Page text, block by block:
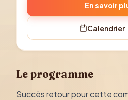
En savoir
Calendrier
Le programme
Succès retour pour cette